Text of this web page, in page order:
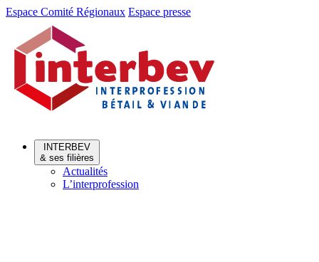
Aller
Aller
contenu
Espace Comité Régionaux Espace presse
INTERBEV
& ses filières
Actualités
L’interprofession